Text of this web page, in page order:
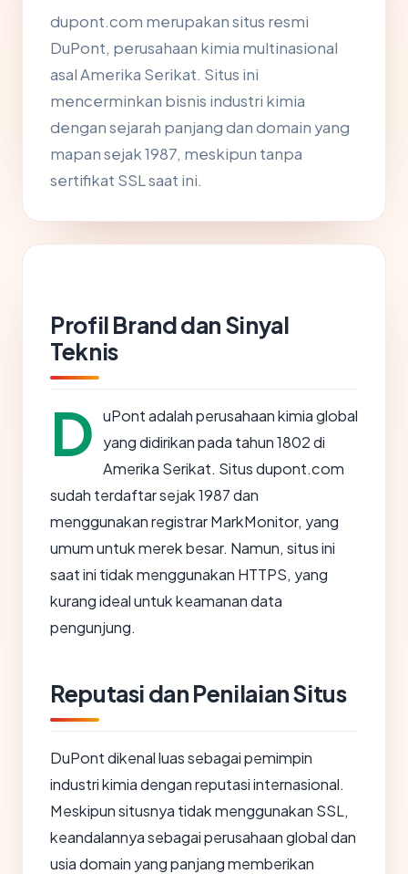
dupont.com merupakan situs resmi
DuPont, perusahaan kimia multinasional
asal Amerika Serikat. Situs ini
mencerminkan bisnis industri kimia
dengan sejarah panjang dan domain yang
mapan sejak 1987, meskipun tanpa
sertifikat SSL saat ini.
Profil Brand dan Sinyal
Teknis
D uPont adalah perusahaan kimia global
yang didirikan pada tahun 1802 di
Amerika Serikat. Situs dupont.com
sudah terdaftar sejak 1987 dan
menggunakan registrar MarkMonitor, yang
umum untuk merek besar. Namun, situs ini
saat ini tidak menggunakan HTTPS, yang
kurang ideal untuk keamanan data
pengunjung.
Reputasi dan Penilaian Situs
DuPont dikenal luas sebagai pemimpin
industri kimia dengan reputasi internasional.
Meskipun situsnya tidak menggunakan SSL,
keandalannya sebagai perusahaan global dan
usia domain yang panjang memberikan